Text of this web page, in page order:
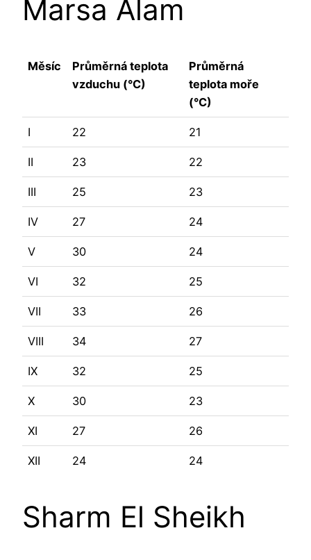
Marsa Alam
Měsíc
Průměrná teplota
vzduchu (°C)
Průměrná
teplota moře
(°C)
I 22 21
II 23 22
III 25 23
IV 27 24
V 30 24
VI 32 25
VII 33 26
VIII 34 27
IX 32 25
X 30 23
XI 27 26
XII 24 24
Sharm El Sheikh